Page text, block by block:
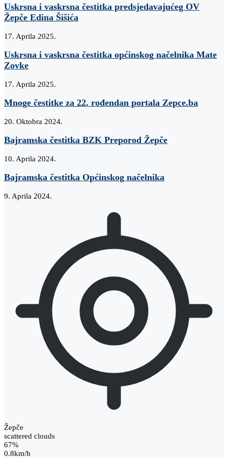
Uskrsna i vaskrsna čestitka predsjedavajućeg OV
Žepče Edina Šišića
17. Aprila 2025.
Uskrsna i vaskrsna čestitka općinskog načelnika Mate
Zovke
17. Aprila 2025.
Mnoge čestitke za 22. rođendan portala Zepce.ba
20. Oktobra 2024.
Bajramska čestitka BZK Preporod Žepče
10. Aprila 2024.
Bajramska čestitka Općinskog načelnika
9. Aprila 2024.
Žepče
scattered clouds
67%
0.8km/h